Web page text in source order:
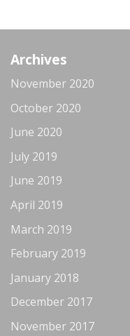
Archives
November 2020
October 2020
June 2020
July 2019
June 2019
April 2019
March 2019
February 2019
January 2018
December 2017
November 2017